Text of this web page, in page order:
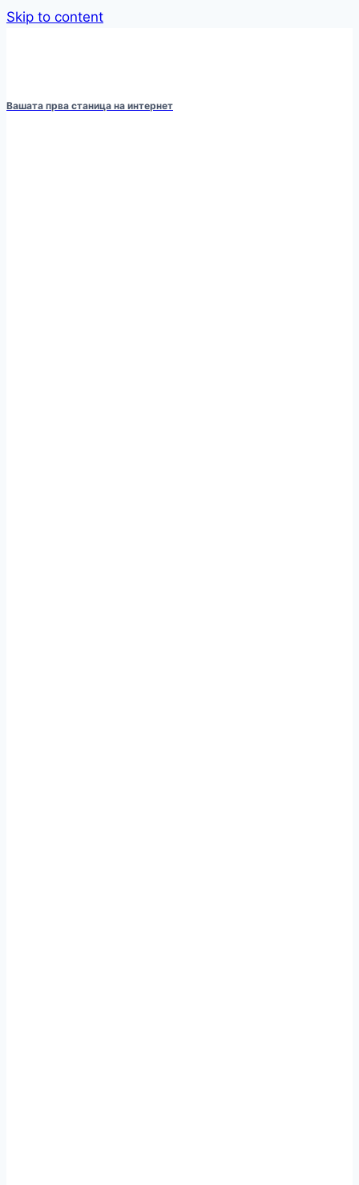
Skip to content
Вашата прва станица на интернет